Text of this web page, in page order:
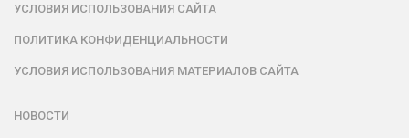
УСЛОВИЯ ИСПОЛЬЗОВАНИЯ САЙТА
ПОЛИТИКА КОНФИДЕНЦИАЛЬНОСТИ
УСЛОВИЯ ИСПОЛЬЗОВАНИЯ МАТЕРИАЛОВ САЙТА
НОВОСТИ